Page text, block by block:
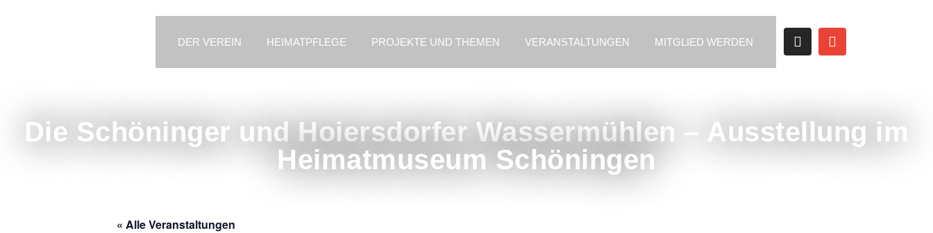
DER VEREIN HEIMATPFLEGE PROJEKTE UND THEMEN VERANSTALTUNGEN MITGLIED WERDEN
Die Schöninger und Hoiersdorfer Wassermühlen – Ausstellung im
Heimatmuseum Schöningen
« Alle Veranstaltungen